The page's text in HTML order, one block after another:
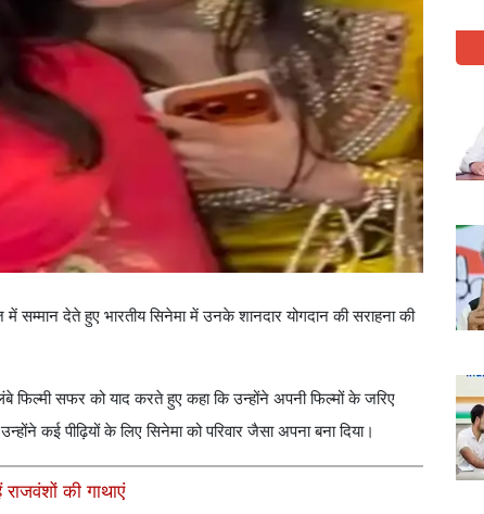
सम्मान देते हुए भारतीय सिनेमा में उनके शानदार योगदान की सराहना की
फिल्मी सफर को याद करते हुए कहा कि उन्होंने अपनी फिल्मों के जरिए
कई पीढ़ियों के लिए सिनेमा को परिवार जैसा अपना बना दिया।
की गाथाएं